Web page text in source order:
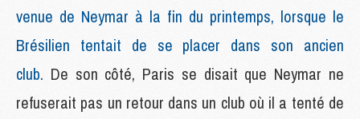
venue de Neymar à la fin du printemps, lorsque le
Brésilien tentait de se placer dans son ancien
club. De son côté, Paris se disait que Neymar ne
refuserait pas un retour dans un club où il a tenté de